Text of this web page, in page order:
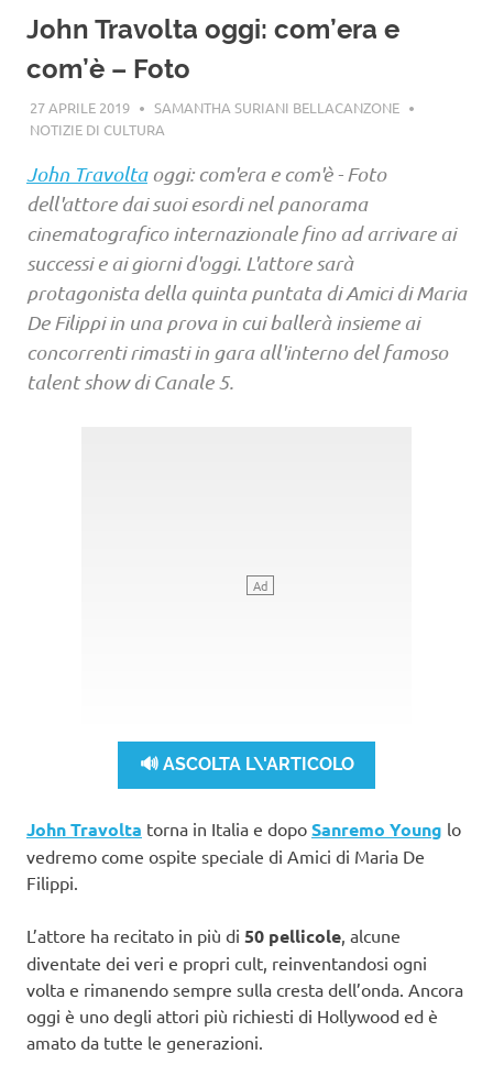
John Travolta oggi: com’era e
com’è – Foto
27 APRILE 2019
SAMANTHA SURIANI BELLACANZONE
NOTIZIE DI CULTURA
John Travoltaoggi: com'era e com'è - Foto
dell'attore dai suoi esordi nel panorama
cinematografico internazionale fino ad arrivare ai
successi e ai giorni d'oggi. L'attore sarà
protagonista della quinta puntata di Amici di Maria
De Filippi in una prova in cui ballerà insieme ai
concorrenti rimasti in gara all'interno del famoso
talent show di Canale 5.
🔊 ASCOLTA L\'ARTICOLO
John Travolta torna in Italia e dopo Sanremo Young lo
vedremo come ospite speciale di Amici di Maria De
Filippi.
L’attore ha recitato in più di 50 pellicole , alcune
diventate dei veri e propri cult, reinventandosi ogni
volta e rimanendo sempre sulla cresta dell’onda. Ancora
oggi è uno degli attori più richiesti di Hollywood ed è
amato da tutte le generazioni.